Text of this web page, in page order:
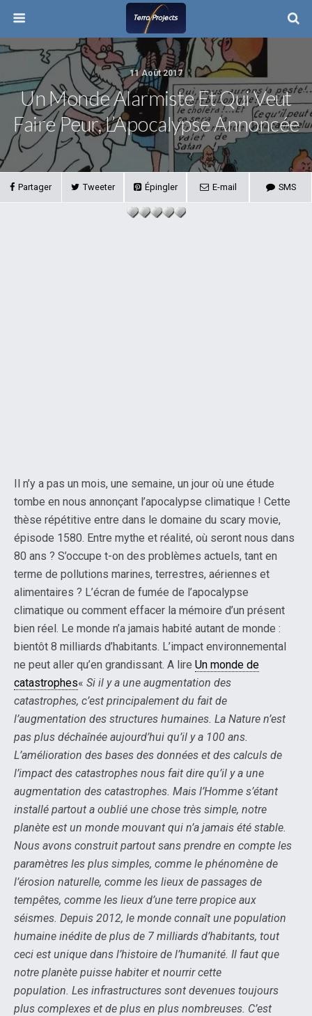
11 Août 2017
Un Monde Alarmiste Et Qui Veut
Faire Peur, L’Apocalypse Annoncée
Partager Tweeter Épingler E-mail SMS
Il n’y a pas un mois, une semaine, un jour où une étude
tombe en nous annonçant l’apocalypse climatique ! Cette
thèse répétitive entre dans le domaine du scary movie,
épisode 1580. Entre mythe et réalité, où seront nous dans
80 ans ? S’occupe t-on des problèmes actuels, tant en
terme de pollutions marines, terrestres, aériennes et
alimentaires ? L’écran de fumée de l’apocalypse
climatique ou comment effacer la mémoire d’un présent
bien réel. Le monde n’a jamais habité autant de monde :
bientôt 8 milliards d’habitants. L’impact environnemental
ne peut aller qu’en grandissant. A lire Un monde de
catastrophes« Si il y a une augmentation des
catastrophes, c’est principalement du fait de
l’augmentation des structures humaines. La Nature n’est
pas plus déchaînée aujourd’hui qu’il y a 100 ans.
L’amélioration des bases des données et des calculs de
l’impact des catastrophes nous fait dire qu’il y a une
augmentation des catastrophes. Mais l’Homme s’étant
installé partout a oublié une chose très simple, notre
planète est un monde mouvant qui n’a jamais été stable.
Nous avons construit partout sans prendre en compte les
paramètres les plus simples, comme le phénomène de
l’érosion naturelle, comme les lieux de passages de
tempêtes, comme les lieux d’une terre propice aux
séismes. Depuis 2012, le monde connaît une population
humaine inédite de plus de 7 milliards d’habitants, tout
ceci est unique dans l’histoire de l’humanité. Il faut que
notre planète puisse habiter et nourrir cette
population. Les infrastructures sont devenues toujours
plus complexes et de plus en plus nombreuses. C’est